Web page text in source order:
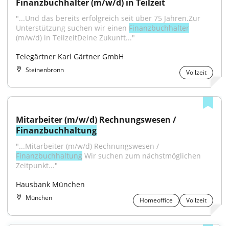
Finanzbuchhalter (m/w/d) in Teilzeit
"...Und das bereits erfolgreich seit über 75 Jahren.Zur
Unterstützung suchen wir einen Finanzbuchhalter
(m/w/d) in TeilzeitDeine Zukunft..."
Telegärtner Karl Gärtner GmbH
Steinenbronn Vollzeit
Finanzbuchhaltung
Finanzbuchhaltung Wir suchen zum nächstmöglichen
Zeitpunkt..."
Hausbank München
München Homeoffice Vollzeit